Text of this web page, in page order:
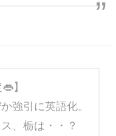
】
強引に英語化。
、栃は・・？